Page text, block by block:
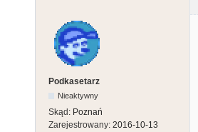
Podkasetarz
Nieaktywny
Skąd: Poznań
Zarejestrowany: 2016-10-13